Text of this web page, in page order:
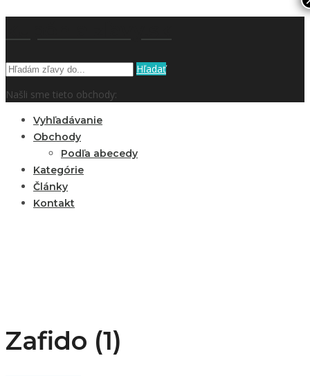
Hľadať
Našli sme tieto obchody:
Vyhľadávanie
Obchody
Podľa abecedy
Kategórie
Články
Kontakt
Zafido (1)